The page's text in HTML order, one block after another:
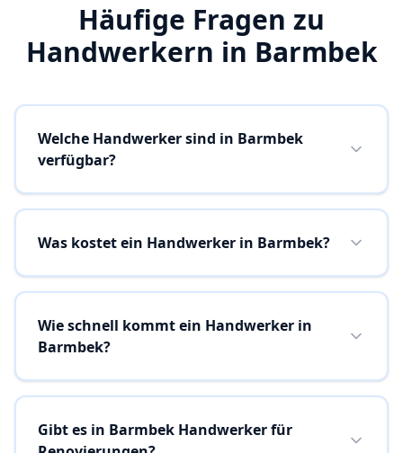
Häufige Fragen zu
Handwerkern in Barmbek
Welche Handwerker sind in Barmbek
verfügbar?
Was kostet ein Handwerker in Barmbek?
Wie schnell kommt ein Handwerker in
Barmbek?
Gibt es in Barmbek Handwerker für